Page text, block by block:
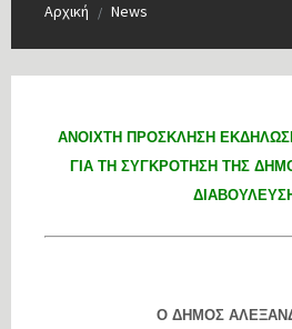
Αρχική / News
ΑΝΟΙΧΤΗ ΠΡΟΣΚΛΗΣΗ
ΓΙΑ ΤΗ ΣΥΓΚΡΟΤΗΣΗ ΤΗΣ
Ο ΔΗΜΟΣ